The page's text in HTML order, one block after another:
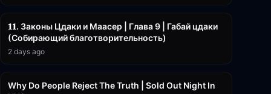
𝟏𝟏. Законы Цдаки и Маасер | Глава 9 | Габай цдаки
(Собирающий благотворительность)
2 days ago
Why Do People Reject The Truth | Sold Out Night In